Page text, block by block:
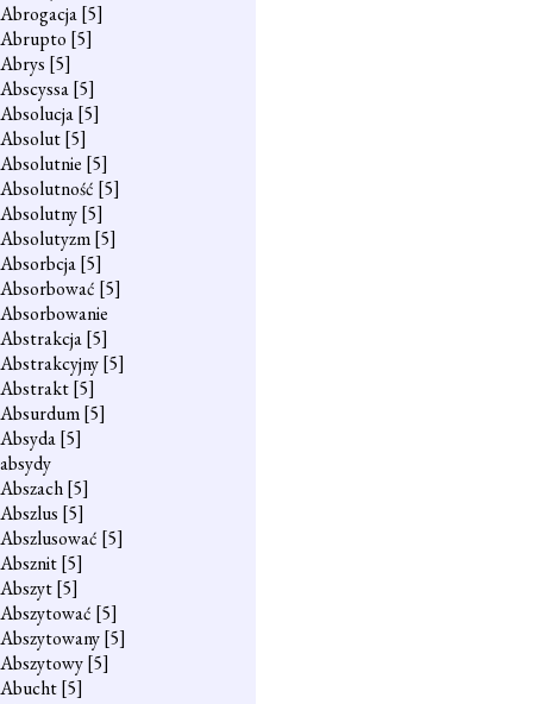
Abrogacja[5]
Abrupto [5]
Abrys [5]
Abscyssa[5]
Absolucja[5]
Absolut[5]
Absolutnie [5]
Absolutność [5]
Absolutny[5]
Absolutyzm[5]
Absorbcja[5]
Absorbować [5]
Absorbowanie
Abstrakcja[5]
Abstrakcyjny[5]
Abstrakt[5]
Absurdum[5]
Absyda[5]
absydy
Abszach[5]
Abszlus [5]
Abszlusować [5]
Absznit[5]
Abszyt[5]
Abszytować [5]
Abszytowany[5]
Abszytowy[5]
Abucht[5]